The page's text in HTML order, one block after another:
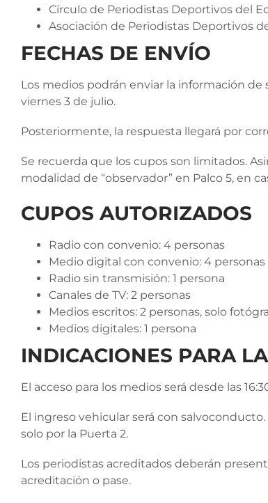
Círculo de Periodistas Deportivos del
Asociación de Periodistas Deportivos
FECHAS DE ENVÍO
Los medios podrán enviar la información de
viernes 3 de julio.
Posteriormente, la respuesta llegará por
Se recuerda que los cupos son limitados.
modalidad de “observador” en Palco 5, en
CUPOS AUTORIZADOS
Radio con convenio: 4 personas
Medio digital con convenio: 4 personas
Radio sin transmisión: 1 persona
Canales de TV: 2 personas
Medios escritos: 2 personas, solo
Medios digitales: 1 persona
INDICACIONES PARA
El acceso para los medios será desde las
El ingreso vehicular será con
solo por la Puerta 2.
Los periodistas acreditados deberán
acreditación o pase.